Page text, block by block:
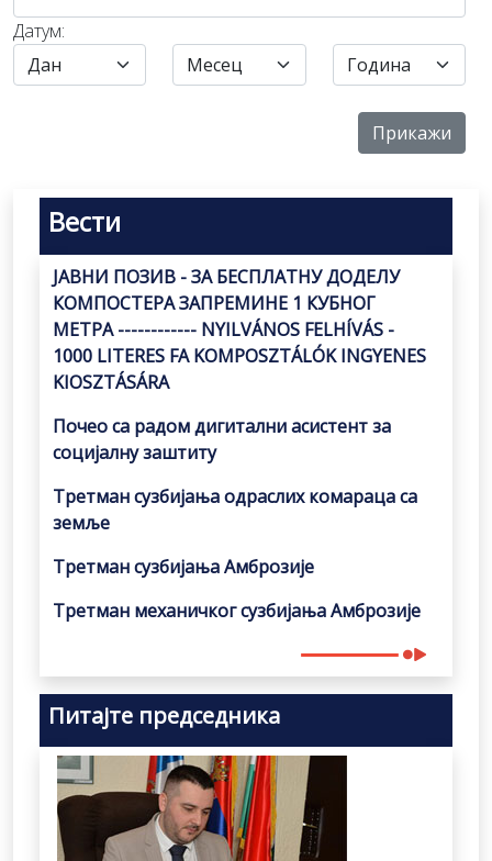
Датум:
Вести
ЈАВНИ ПОЗИВ - ЗА БЕСПЛАТНУ ДОДЕЛУ
КОМПОСТЕРА ЗАПРЕМИНЕ 1 КУБНОГ
МЕТРА ------------ NYILVÁNOS FELHÍVÁS -
1000 LITERES FA KOMPOSZTÁLÓK INGYENES
KIOSZTÁSÁRA
Почео са радом дигитални асистент за
социјалну заштиту
Третман сузбијања одраслих комараца са
земље
Третман сузбијања Амброзије
Третман механичког сузбијања Амброзије
Питајте председника